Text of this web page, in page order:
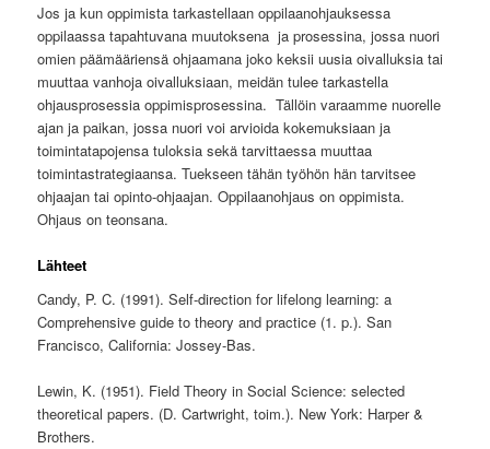
Jos ja kun oppimista tarkastellaan oppilaanohjauksessa
oppilaassa tapahtuvana muutoksena ja prosessina, jossa nuori
omien päämääriensä ohjaamana joko keksii uusia oivalluksia tai
muuttaa vanhoja oivalluksiaan, meidän tulee tarkastella
ohjausprosessia oppimisprosessina. Tällöin varaamme nuorelle
ajan ja paikan, jossa nuori voi arvioida kokemuksiaan ja
toimintatapojensa tuloksia sekä tarvittaessa muuttaa
toimintastrategiaansa. Tuekseen tähän työhön hän tarvitsee
ohjaajan tai opinto-ohjaajan. Oppilaanohjaus on oppimista.
Ohjaus on teonsana.
Lähteet
Candy, P. C. (1991). Self-direction for lifelong learning: a
Comprehensive guide to theory and practice (1. p.). San
Francisco, California: Jossey-Bas.
Lewin, K. (1951). Field Theory in Social Science: selected
theoretical papers. (D. Cartwright, toim.). New York: Harper &
Brothers.